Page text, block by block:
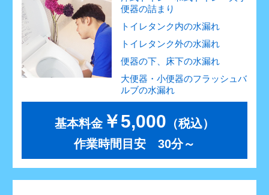
便器の詰まり
トイレタンク内の水漏れ
トイレタンク外の水漏れ
便器の下、床下の水漏れ
大便器・小便器のフラッシュバ
ルブの水漏れ
基本料金￥5,000 （税込）
作業時間目安 30分～